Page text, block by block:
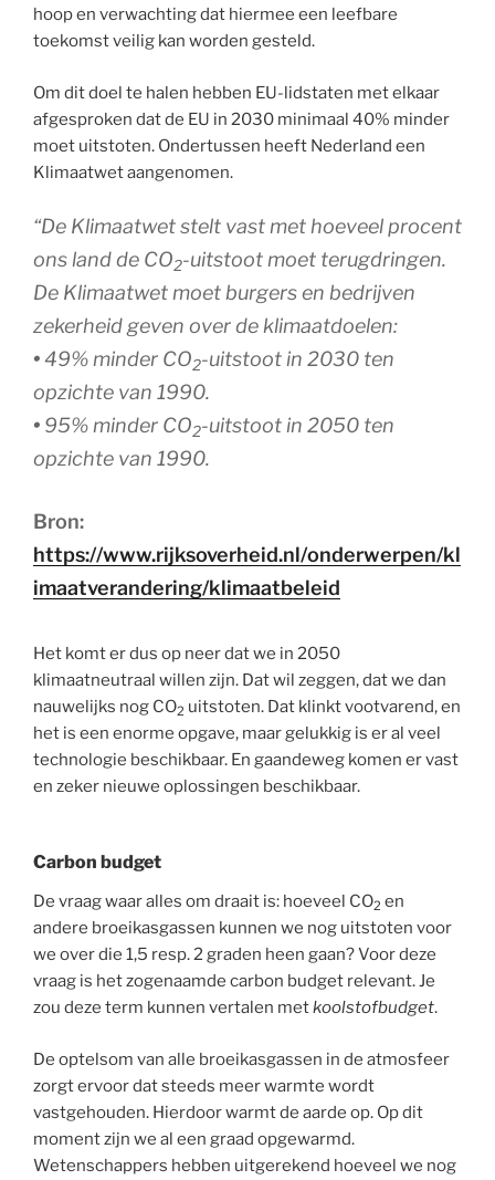
hoop en verwachting dat hiermee een leefbare
toekomst veilig kan worden gesteld.
Om dit doel te halen hebben EU-lidstaten met elkaar
afgesproken dat de EU in 2030 minimaal 40% minder
moet uitstoten. Ondertussen heeft Nederland een
Klimaatwet aangenomen.
“De Klimaatwet stelt vast met hoeveel procent
ons land de CO2-uitstoot moet terugdringen.
De Klimaatwet moet burgers en bedrijven
zekerheid geven over de klimaatdoelen:
•49% minder CO2-uitstoot in 2030 ten
opzichte van 1990.
• 95% minder CO2-uitstoot in 2050 ten
opzichte van 1990.
Bron:
https://www.rijksoverheid.nl/onderwerpen/kl
imaatverandering/klimaatbeleid
Het komt er dus op neer dat we in 2050
klimaatneutraal willen zijn. Dat wil zeggen, dat we dan
nauwelijks nog CO2 uitstoten. Dat klinkt vootvarend, en
het is een enorme opgave, maar gelukkig is er al veel
technologie beschikbaar. En gaandeweg komen er vast
en zeker nieuwe oplossingen beschikbaar.
Carbon budget
De vraag waar alles om draait is: hoeveel CO2 en
andere broeikasgassen kunnen we nog uitstoten voor
we over die 1,5 resp. 2 graden heen gaan? Voor deze
vraag is het zogenaamde carbon budget relevant. Je
zou deze term kunnen vertalen metkoolstofbudget.
De optelsom van alle broeikasgassen in de atmosfeer
zorgt ervoor dat steeds meer warmte wordt
vastgehouden. Hierdoor warmt de aarde op. Op dit
moment zijn we al een graad opgewarmd.
Wetenschappers hebben uitgerekend hoeveel we nog